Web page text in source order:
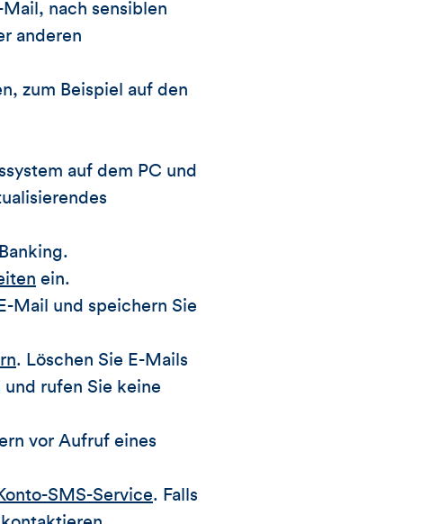
nach sensiblen
anderen
zum Beispiel auf den
auf dem PC und
ein.
Mail und speichern Sie
. Löschen Sie E-Mails
rufen Sie keine
vor Aufruf eines
SMS-Service. Falls